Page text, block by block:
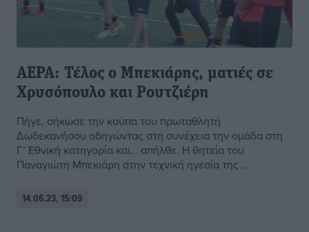
ΑΕΡΑ: Τέλος ο Μπεκιάρης, ματιές σε
Χρυσόπουλο και Ρουτζιέρη
Πήγε, σήκωσε την κούπα του πρωταθλητή
Δωδεκανήσου οδηγώντας στη συνέχεια την ομάδα στη
Γ’ Εθνική κατηγορία και… απήλθε. Η θητεία του
Παναγιώτη Μπεκιάρη στην τεχνική ηγεσία της ...
14.06.23, 15:09